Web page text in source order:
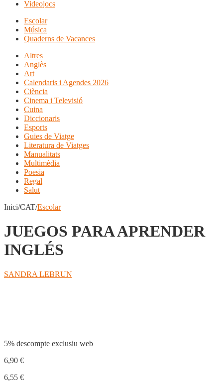
Videojocs
Escolar
Música
Quaderns de Vacances
Altres
Anglès
Art
Calendaris i Agendes 2026
Ciència
Cinema i Televisió
Cuina
Diccionaris
Esports
Guies de Viatge
Literatura de Viatges
Manualitats
Multimèdia
Poesia
Regal
Salut
Inici/CAT/Escolar
JUEGOS PARA APRENDER
INGLÉS
SANDRA LEBRUN
5% descompte exclusiu web
6,90 €
6,55 €